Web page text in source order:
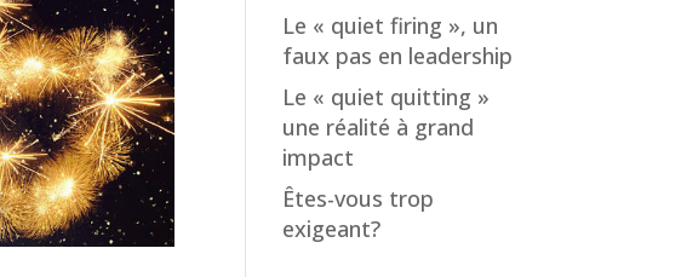
Le « quiet firing », un
faux pas en leadership
Le « quiet quitting »
une réalité à grand
impact
Êtes-vous trop
exigeant?